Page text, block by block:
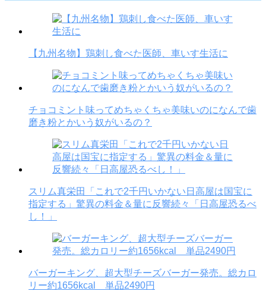
【九州名物】鶏刺し食べた医師、車いす生活に
チョコミント味ってめちゃくちゃ美味いのになんで歯
磨き粉とかいう奴がいるの？
スリム真栄田「これで2千円いかない日高屋は国宝に
指定する」驚異の料金＆量に反響続々「日高屋恐るべ
し！」
バーガーキング、超大型チーズバーガー発売。総カロ
リー約1656kcal 単品2490円